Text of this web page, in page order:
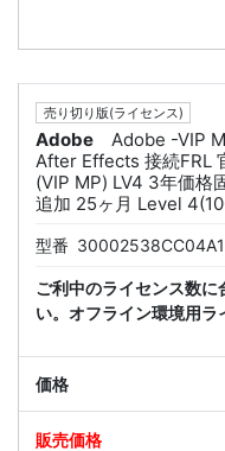
売り切り版(ライセンス)
Adobe
Adobe -VIP
After Effects 接続FRL
(VIP MP) LV4 3年価格
追加 25ヶ月 Level
型番
ご利中のライセンス数に
い。オフライン環境用ラ